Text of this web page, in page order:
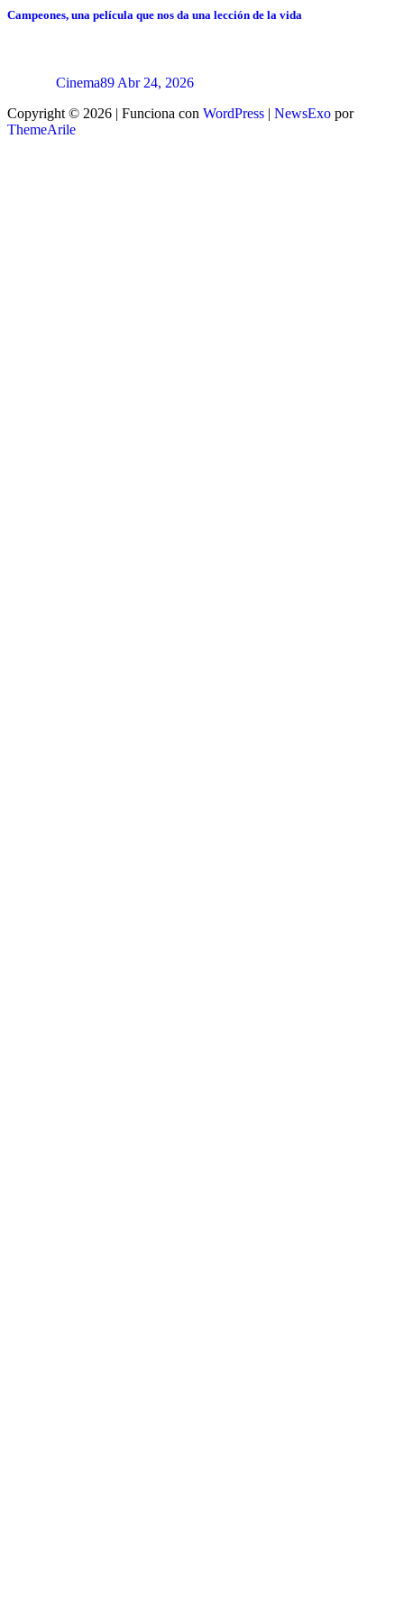
Campeones, una película que nos da una lección de la vida
Cinema89 Abr 24, 2026
Copyright © 2026 | Funciona con WordPress | NewsExo por
ThemeArile